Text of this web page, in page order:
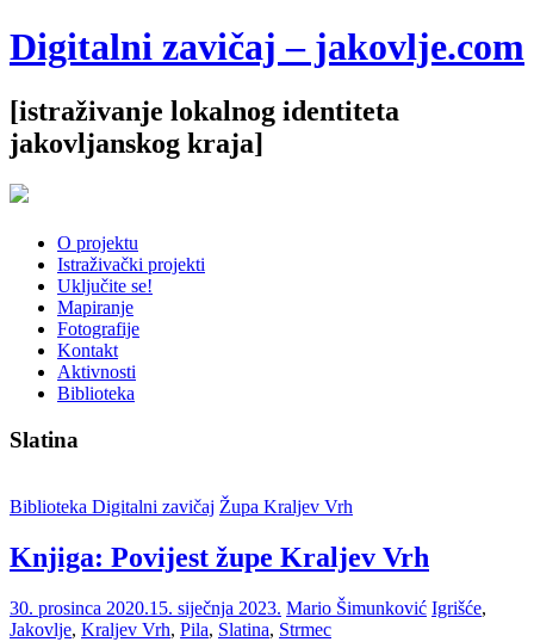
Digitalni zavičaj – jakovlje.com
[istraživanje lokalnog identiteta
jakovljanskog kraja]
O projektu
Istraživački projekti
Uključite se!
Mapiranje
Fotografije
Kontakt
Aktivnosti
Biblioteka
Slatina
Biblioteka Digitalni zavičaj Župa Kraljev Vrh
Knjiga: Povijest župe Kraljev Vrh
30. prosinca 2020.15. siječnja 2023. Mario Šimunković Igrišće,
Jakovlje, Kraljev Vrh, Pila, Slatina, Strmec